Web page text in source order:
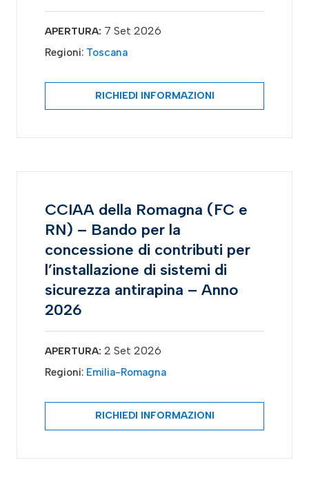
APERTURA: 7 Set 2026
Regioni: Toscana
RICHIEDI INFORMAZIONI
CCIAA della Romagna (FC e
RN) – Bando per la
concessione di contributi per
l’installazione di sistemi di
sicurezza antirapina – Anno
2026
APERTURA: 2 Set 2026
Regioni: Emilia-Romagna
RICHIEDI INFORMAZIONI